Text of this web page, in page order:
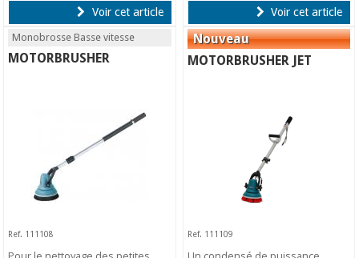
Voir cet article Voir cet article
Monobrosse Basse vitesse
MOTORBRUSHER
Ref. 111108
MOTORBRUSHER JET
Ref. 111109